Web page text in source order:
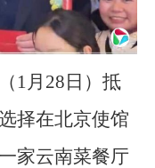
1月28日）抵
择在北京使馆
家云南菜餐厅